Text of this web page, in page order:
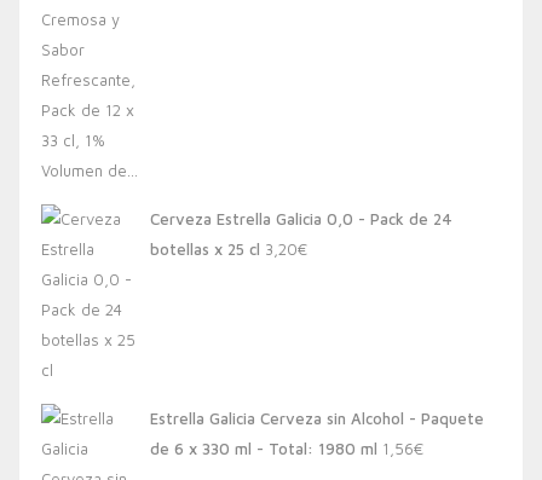
Cerveza Estrella Galicia 0,0 - Pack de 24
botellas x 25 cl 3,20€
Estrella Galicia Cerveza sin Alcohol - Paquete
de 6 x 330 ml - Total: 1980 ml 1,56€